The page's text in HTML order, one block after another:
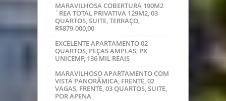
MARAVILHOSA COBERTURA 190M2
´REA TOTAL PRIVATIVA 129M2, 03
QUARTOS, SUITE, TERRAÇO,
R$879.000,00
EXCELENTE APARTAMENTO 02
QUARTOS, PEÇAS AMPLAS, PX
UNICEMP, 136 MIL REAIS
MARAVILHOSO APARTAMENTO COM
VISTA PANORÂMICA, FRENTE, 02
VAGAS, FRENTE, 03 QUARTOS, SUITE,
POR APENA